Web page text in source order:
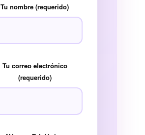
Tu nombre (requerido)
Tu correo electrónico
(requerido)